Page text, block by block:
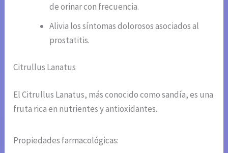
de orinar con frecuencia.
Alivia los síntomas dolorosos asociados al
prostatitis.
Citrullus Lanatus
El Citrullus Lanatus, más conocido como sandía, es una
fruta rica en nutrientes y antioxidantes.
Propiedades farmacológicas: